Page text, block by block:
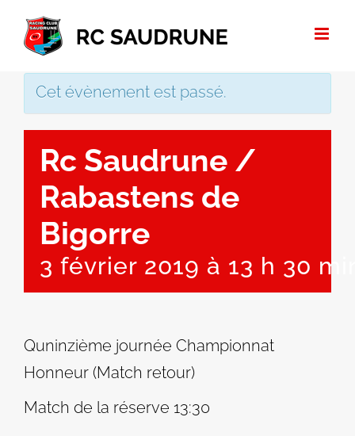
Passer
contenu
Cet évènement est passé.
Rc Saudrune /
Rabastens de
Bigorre
3 février 2019 à 13 h 30
Quninzième journée Championnat
Honneur (Match retour)
Match de la réserve 13:30